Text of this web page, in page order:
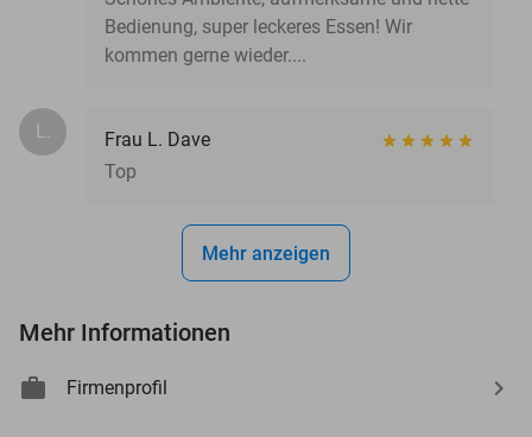
Bedienung, super leckeres Essen! Wir
kommen gerne wieder....
L.
Frau L. Dave
Top
Mehr anzeigen
Mehr Informationen
Firmenprofil